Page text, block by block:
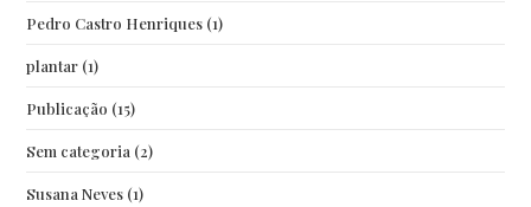
Pedro Castro Henriques (1)
plantar (1)
Publicação (15)
Sem categoria (2)
Susana Neves (1)